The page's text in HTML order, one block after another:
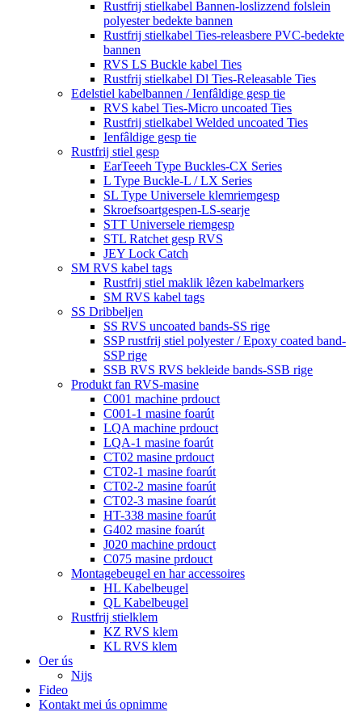
Rustfrij stielkabel Bannen-loslizzend folslein
polyester bedekte bannen
Rustfrij stielkabel Ties-releasbere PVC-bedekte
bannen
RVS LS Buckle kabel Ties
Rustfrij stielkabel Dl Ties-Releasable Ties
Edelstiel kabelbannen / Ienfâldige gesp tie
RVS kabel Ties-Micro uncoated Ties
Rustfrij stielkabel Welded uncoated Ties
Ienfâldige gesp tie
Rustfrij stiel gesp
EarTeeeh Type Buckles-CX Series
L Type Buckle-L / LX Series
SL Type Universele klemriemgesp
Skroefsoartgespen-LS-searje
STT Universele riemgesp
STL Ratchet gesp RVS
JEY Lock Catch
SM RVS kabel tags
Rustfrij stiel maklik lêzen kabelmarkers
SM RVS kabel tags
SS Dribbeljen
SS RVS uncoated bands-SS rige
SSP rustfrij stiel polyester / Epoxy coated band-
SSP rige
SSB RVS RVS bekleide bands-SSB rige
Produkt fan RVS-masine
C001 machine prdouct
C001-1 masine foarút
LQA machine prdouct
LQA-1 masine foarút
CT02 masine prdouct
CT02-1 masine foarút
CT02-2 masine foarút
CT02-3 masine foarút
HT-338 masine foarút
G402 masine foarút
J020 machine prdouct
C075 masine prdouct
Montagebeugel en har accessoires
HL Kabelbeugel
QL Kabelbeugel
Rustfrij stielklem
KZ RVS klem
KL RVS klem
Oer ús
Nijs
Fideo
Kontakt mei ús opnimme